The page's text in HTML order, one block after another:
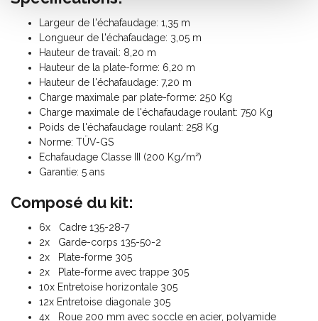
Largeur de l'échafaudage: 1,35 m
Longueur de l'échafaudage: 3,05 m
Hauteur de travail: 8,20 m
Hauteur de la plate-forme: 6,20 m
Hauteur de l'échafaudage: 7,20 m
Charge maximale par plate-forme: 250 Kg
Charge maximale de l'échafaudage roulant: 750 Kg
Poids de l'échafaudage roulant: 258 Kg
Norme: TÜV-GS
Echafaudage Classe III (200 Kg/m²)
Garantie: 5 ans
Composé du kit:
6x Cadre 135-28-7
2x Garde-corps 135-50-2
2x Plate-forme 305
2x Plate-forme avec trappe 305
10x Entretoise horizontale 305
12x Entretoise diagonale 305
4x Roue 200 mm avec soccle en acier, polyamide